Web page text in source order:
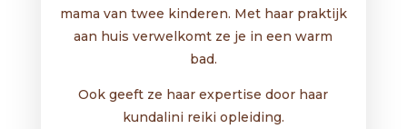
mama van twee kinderen. Met haar praktijk
aan huis verwelkomt ze je in een warm
bad.
Ook geeft ze haar expertise door haar
kundalini reiki opleiding.